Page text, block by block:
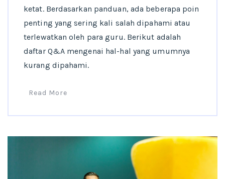
ketat. Berdasarkan panduan, ada beberapa poin
penting yang sering kali salah dipahami atau
terlewatkan oleh para guru. Berikut adalah
daftar Q&A mengenai hal-hal yang umumnya
kurang dipahami.
Read More